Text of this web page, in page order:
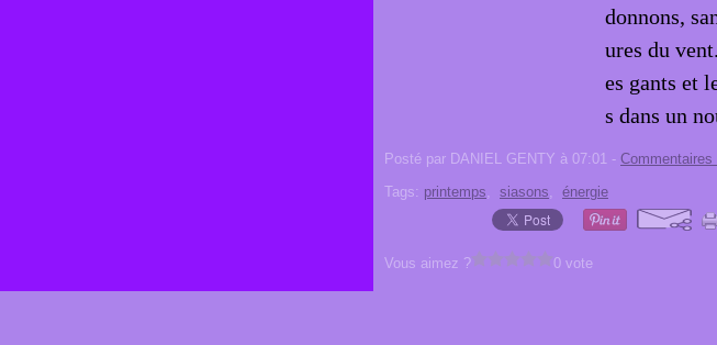
donnons,
ures du
es gants et
s dans un
Posté par DANIEL GENTY à 07:01 - Commentaires
Tags: printemps, siasons, énergie
Vous aimez ? 0 vote